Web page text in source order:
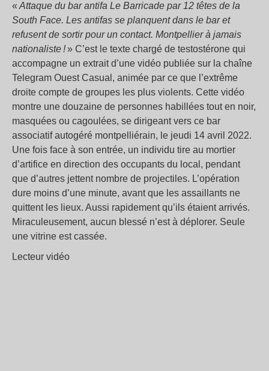
« Attaque du bar antifa Le Barricade par 12 têtes de la
South Face. Les antifas se planquent dans le bar et
refusent de sortir pour un contact. Montpellier à jamais
nationaliste !» C’est le texte chargé de testostérone qui
accompagne un extrait d’une vidéo publiée sur la chaîne
Telegram Ouest Casual, animée par ce que l’extrême
droite compte de groupes les plus violents. Cette vidéo
montre une douzaine de personnes habillées tout en noir,
masquées ou cagoulées, se dirigeant vers ce bar
associatif autogéré montpelliérain, le jeudi 14 avril 2022.
Une fois face à son entrée, un individu tire au mortier
d’artifice en direction des occupants du local, pendant
que d’autres jettent nombre de projectiles. L’opération
dure moins d’une minute, avant que les assaillants ne
quittent les lieux. Aussi rapidement qu’ils étaient arrivés.
Miraculeusement, aucun blessé n’est à déplorer. Seule
une vitrine est cassée.
Lecteur vidéo